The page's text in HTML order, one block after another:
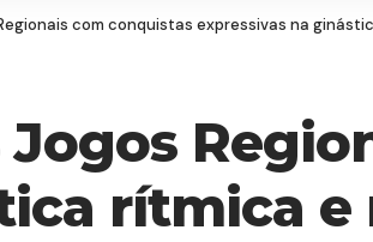
com conquistas expressivas na
rítmica e